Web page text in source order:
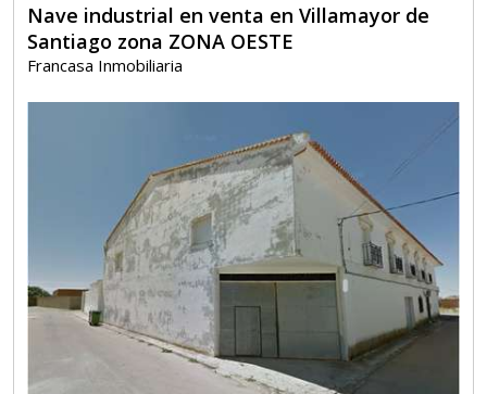
Nave industrial en venta en Villamayor de
Santiago zona ZONA OESTE
Francasa Inmobiliaria